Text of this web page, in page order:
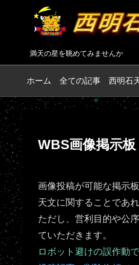
満天の星を眺めてみませんか
ホーム 全ての記事 西明石
WBS画像掲示板
画像投稿が可能な掲示
天文に関することであ
ただし、営利目的や公
ていただきます。
ロボット避けの誤作動